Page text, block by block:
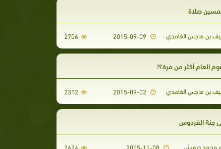
صلاة
بن هاجس الغامدي 2015-09-09
2706
العام أكثر من مرة؟!
بن هاجس الغامدي 2312
جنة الفردوس
محمد درويش